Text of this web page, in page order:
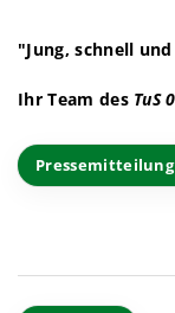
"Jung, schnell
Ihr Team des TuS
Pressemitteilung